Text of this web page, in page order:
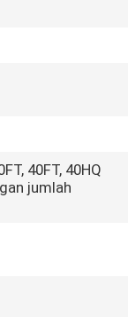
40FT, 40HQ
jumlah